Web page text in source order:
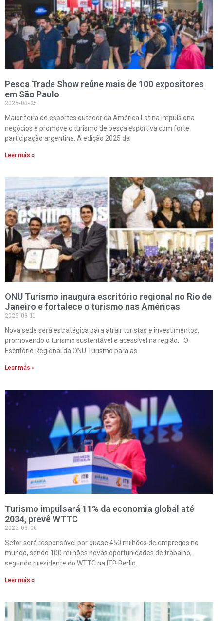
Pesca Trade Show reúne mais de 100 expositores
em São Paulo
2025-03-25
Maior feira de esportes outdoor da América Latina impulsiona
negócios e promove o turismo de pesca esportiva com forte
participação argentina. A edição 2025 da
Leer más »
ONU Turismo inaugura escritório regional no Rio de
Janeiro e fortalece o turismo nas Américas
2025-03-11
Nova sede será estratégica para atrair turistas e investimentos,
promovendo o turismo sustentável e acessível na região. O
Escritório Regional da ONU Turismo para as
Leer más »
Turismo impulsará 11% da economia global até
2034, prevê WTTC
2025-03-06
Setor será responsável por quase 450 milhões de empregos no
mundo, sendo 100 milhões novas oportunidades de trabalho,
segundo presidente do WTTC na ITB Berlin.
Leer más »